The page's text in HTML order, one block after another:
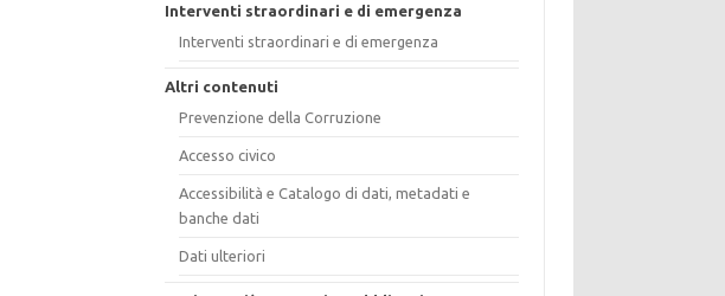
Interventi straordinari e di emergenza
Interventi straordinari e di emergenza
Altri contenuti
Prevenzione della Corruzione
Accesso civico
Accessibilità e Catalogo di dati, metadati e
banche dati
Dati ulteriori